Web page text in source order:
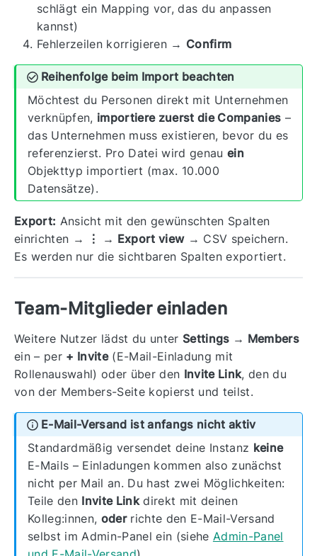
schlägt ein Mapping vor, das du anpassen
kannst)
Fehlerzeilen korrigieren → Confirm
Reihenfolge beim Import beachten
Möchtest du Personen direkt mit Unternehmen
verknüpfen, importiere zuerst die Companies –
das Unternehmen muss existieren, bevor du es
referenzierst. Pro Datei wird genau ein
Objekttyp importiert (max. 10.000
Datensätze).
Export: Ansicht mit den gewünschten Spalten
einrichten →
⋮ → Export view→ CSV speichern.
Es werden nur die sichtbaren Spalten exportiert.
Team-Mitglieder einladen
Weitere Nutzer lädst du unter Settings → Members
ein – per + Invite(E-Mail-Einladung mit
Rollenauswahl) oder über den Invite Link, den du
von der Members-Seite kopierst und teilst.
E-Mail-Versand ist anfangs nicht aktiv
Standardmäßig versendet deine Instanz keine
E-Mails – Einladungen kommen also zunächst
nicht per Mail an. Du hast zwei Möglichkeiten:
Teile den Invite Linkdirekt mit deinen
Kolleg:innen, oderrichte den E-Mail-Versand
selbst im Admin-Panel ein (siehe Admin-Panel